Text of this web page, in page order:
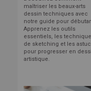
maîtriser les beaux-arts
dessin techniques avec
notre guide pour
Apprenez les outils
essentiels, les
de sketching et les
pour progresser en
artistique.